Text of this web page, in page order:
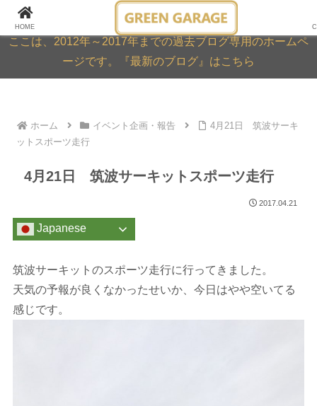
GREEN GARAGE ARCHIVE
ここは、2012年～2017年までの過去ブログ専用のホームペ
ージです。『最新のブログ』はこちら
ホーム イベント企画・報告
4月21日 筑波サーキ
ットスポーツ走行
4月21日 筑波サーキットスポーツ走行
2017.04.21
Japanese
筑波サーキットのスポーツ走行に行ってきました。
天気の予報が良くなかったせいか、今日はやや空いてる
感じです。
HOME